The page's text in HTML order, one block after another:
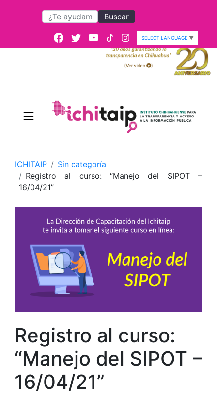
Buscar
SELECT LANGUAGE ▼
ICHITAIP
Sin categoría
Registro al curso: “Manejo del SIPOT –
16/04/21”
Registro al curso:
“Manejo del SIPOT –
16/04/21”